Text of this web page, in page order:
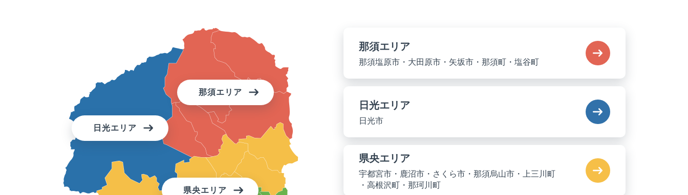
那須エリア
日光エリア
県央エリア
那須エリア
那須塩原市・大田原市・矢坂市・那須町・塩谷町
日光エリア
日光市
県央エリア
宇都宮市・鹿沼市・さくら市・那須烏山市・上三川町
・高根沢町・那珂川町